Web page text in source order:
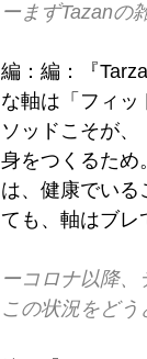
ーまずTazanの
編：編：『
な軸は「フィッ
ソッドこそが
身をつくるため
は、健康でいる
ても、軸はブレ
ーコロナ以降
この状況をど